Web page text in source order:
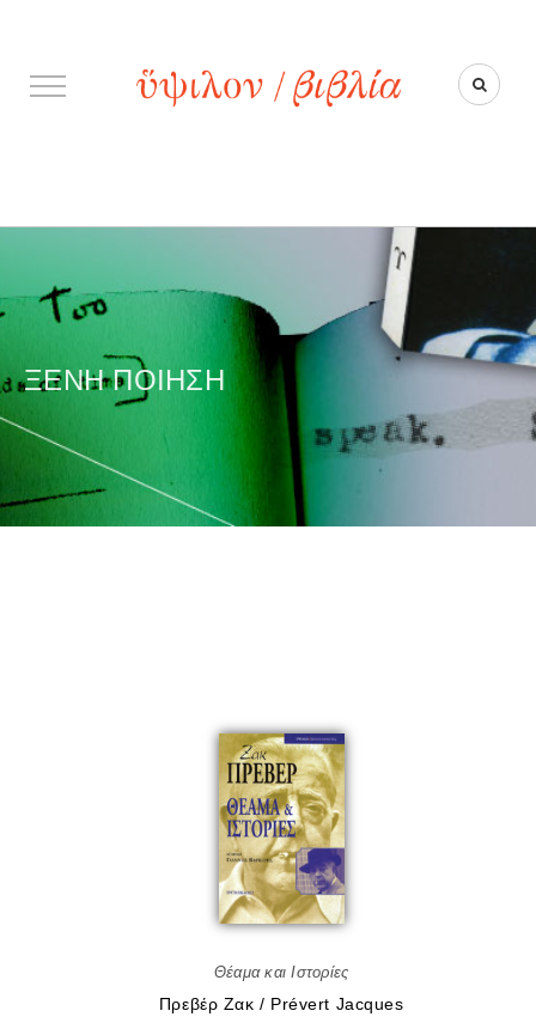
ΞΈΝΗ ΠΟΊΗΣΗ
Θέαμα και Ιστορίες
Πρεβέρ Zακ / Prévert Jacques